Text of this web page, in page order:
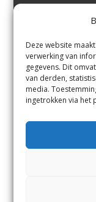
Deze website
verwerking van
gegevens. Dit
van derden,
media.
ingetrokken via het
Margadantstraat 34
0255-533900
info@jutter.nlof
st.nl
Contact
Andere uitgaven
Voorwaarden